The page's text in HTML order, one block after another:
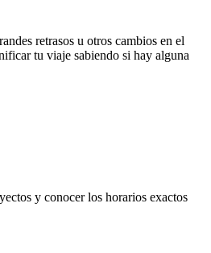
retrasos u otros cambios en el
tu viaje sabiendo si hay alguna
y conocer los horarios exactos